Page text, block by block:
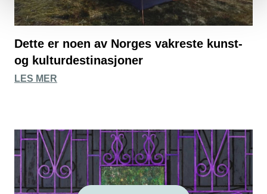
Dette er noen av Norges vakreste kunst-
og kulturdestinasjoner
LES MER